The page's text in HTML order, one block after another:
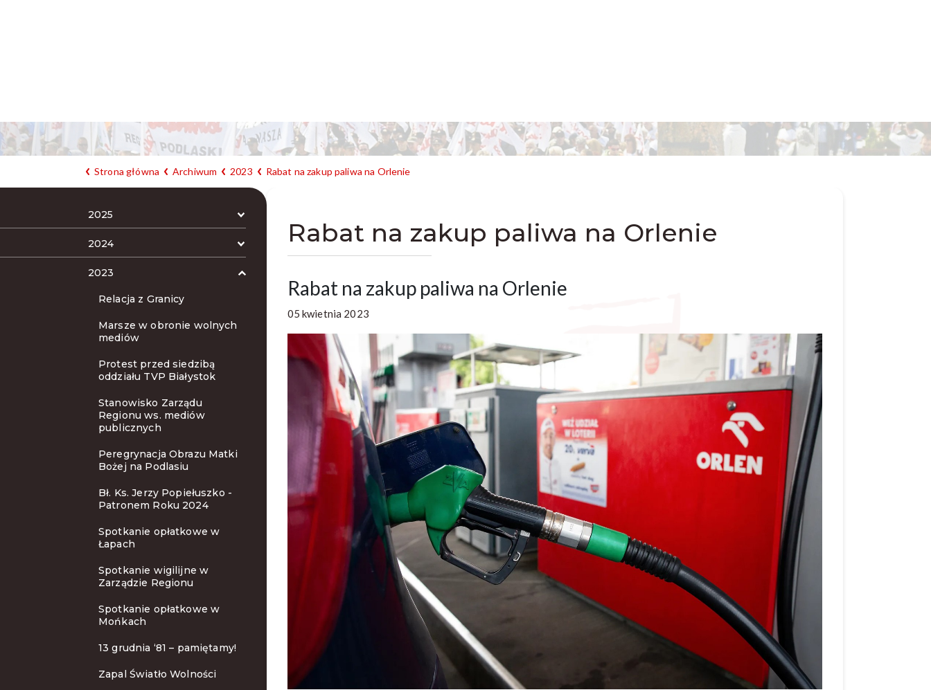
Strona główna Archiwum 2023 Rabat na zakup paliwa na Orlenie
2025
2024
2023
Relacja z Granicy
Marsze w obronie wolnych
mediów
Protest przed siedzibą
oddziału TVP Białystok
Stanowisko Zarządu
Regionu ws. mediów
publicznych
Peregrynacja Obrazu Matki
Bożej na Podlasiu
Bł. Ks. Jerzy Popiełuszko -
Patronem Roku 2024
Spotkanie opłatkowe w
Łapach
Spotkanie wigilijne w
Zarządzie Regionu
Spotkanie opłatkowe w
Mońkach
13 grudnia ‘81 – pamiętamy!
Zapal Światło Wolności
Rabat na zakup paliwa na Orlenie
Rabat na zakup paliwa na Orlenie
05 kwietnia 2023